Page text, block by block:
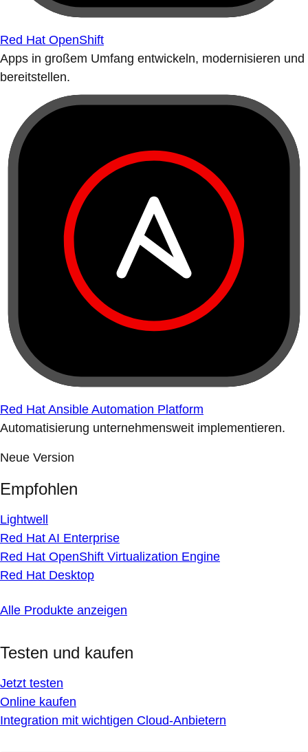
Red Hat OpenShift
Apps in großem Umfang entwickeln, modernisieren und
bereitstellen.
Red Hat Ansible Automation Platform
Automatisierung unternehmensweit implementieren.
Neue Version
Empfohlen
Lightwell
Red Hat AI Enterprise
Red Hat OpenShift Virtualization Engine
Red Hat Desktop
Alle Produkte anzeigen
Testen und kaufen
Jetzt testen
Online kaufen
Integration mit wichtigen Cloud-Anbietern